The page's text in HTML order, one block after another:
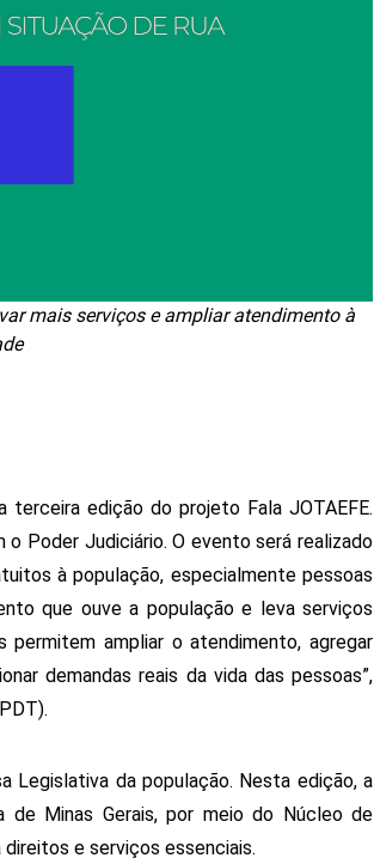
mais serviços e ampliar atendimento à
terceira edição do projeto Fala JOTAEFE.
Poder Judiciário. O evento será realizado
à população, especialmente pessoas
que ouve a população e leva serviços
ampliar o atendimento, agregar
demandas reais da vida das pessoas”,
Legislativa da população. Nesta edição, a
Minas Gerais, por meio do Núcleo de
e serviços essenciais.